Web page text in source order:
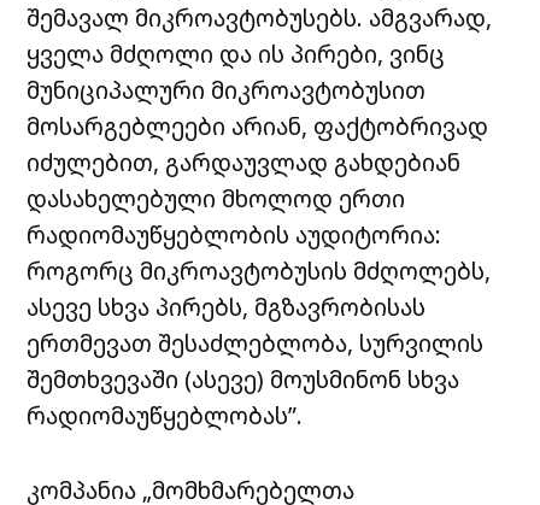
შემავალ მიკროავტობუსებს. ამგვარად,
ყველა მძღოლი და ის პირები, ვინც
მუნიციპალური მიკროავტობუსით
მოსარგებლეები არიან, ფაქტობრივად
იძულებით, გარდაუვლად გახდებიან
დასახელებული მხოლოდ ერთი
რადიომაუწყებლობის აუდიტორია:
როგორც მიკროავტობუსის მძღოლებს,
ასევე სხვა პირებს, მგზავრობისას
ერთმევათ შესაძლებლობა, სურვილის
შემთხვევაში (ასევე) მოუსმინონ სხვა
რადიომაუწყებლობას”.
კომპანია „მომხმარებელთა